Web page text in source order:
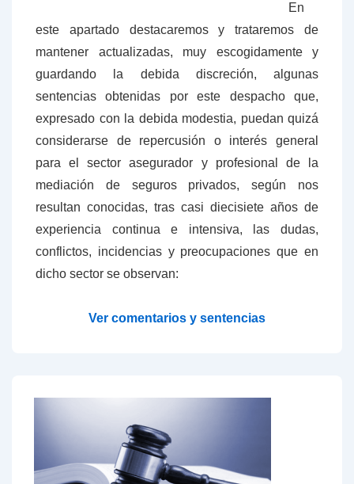
En
este apartado destacaremos y trataremos de
mantener actualizadas, muy escogidamente y
guardando la debida discreción, algunas
sentencias obtenidas por este despacho que,
expresado con la debida modestia, puedan quizá
considerarse de repercusión o interés general
para el sector asegurador y profesional de la
mediación de seguros privados, según nos
resultan conocidas, tras casi diecisiete años de
experiencia continua e intensiva, las dudas,
conflictos, incidencias y preocupaciones que en
dicho sector se observan:
Ver comentarios y sentencias